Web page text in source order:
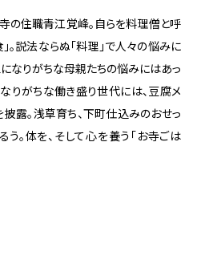
の住職青江覚峰。自らを料理僧と呼
」。説法ならぬ「料理」で人々の悩みに
なりがちな母親たちの悩みにはあっ
りがちな働き盛り世代には、豆腐メ
露。浅草育ち、下町仕込みのおせっ
。体を、そして心を養う「お寺ごは